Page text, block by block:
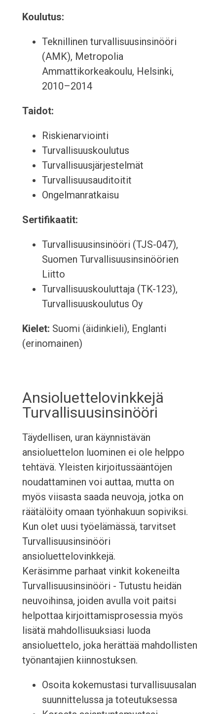
Koulutus:
Teknillinen turvallisuusinsinööri
(AMK), Metropolia
Ammattikorkeakoulu, Helsinki,
2010–2014
Taidot:
Riskienarviointi
Turvallisuuskoulutus
Turvallisuusjärjestelmät
Turvallisuusauditoitit
Ongelmanratkaisu
Sertifikaatit:
Turvallisuusinsinööri (TJS-047),
Suomen Turvallisuusinsinöörien
Liitto
Turvallisuuskouluttaja (TK-123),
Turvallisuuskoulutus Oy
Kielet: Suomi (äidinkieli), Englanti
(erinomainen)
Ansioluettelovinkkejä
Turvallisuusinsinööri
Täydellisen, uran käynnistävän
ansioluettelon luominen ei ole helppo
tehtävä. Yleisten kirjoitussääntöjen
noudattaminen voi auttaa, mutta on
myös viisasta saada neuvoja, jotka on
räätälöity omaan työnhakuun sopiviksi.
Kun olet uusi työelämässä, tarvitset
Turvallisuusinsinööri
ansioluettelovinkkejä.
Keräsimme parhaat vinkit kokeneilta
Turvallisuusinsinööri - Tutustu heidän
neuvoihinsa, joiden avulla voit paitsi
helpottaa kirjoittamisprosessia myös
lisätä mahdollisuuksiasi luoda
ansioluettelo, joka herättää mahdollisten
työnantajien kiinnostuksen.
Osoita kokemustasi turvallisuusalan
suunnittelussa ja toteutuksessa